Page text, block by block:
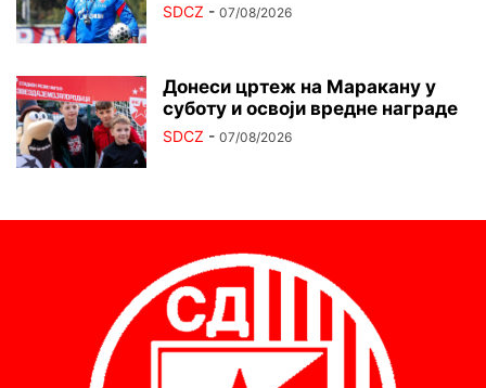
SDCZ - 07/08/2026
Донеси цртеж на Маракану у
суботу и освоји вредне награде
SDCZ - 07/08/2026